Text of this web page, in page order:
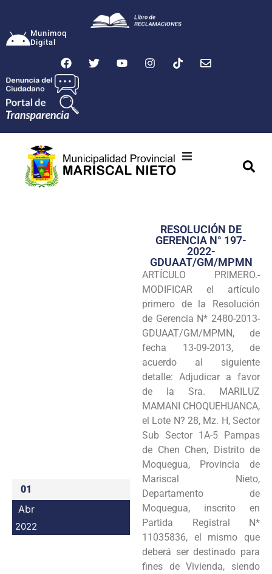
Munimoq
Digital
Transparencia
Seguridad
Programas
Intranet
01
Abr
2022
RESOLUCIÓN DE
GERENCIA N° 197-
2022-
GDUAAT/GM/MPMN
ARTÍCULO PRIMERO.-
MODIFICAR el artículo
primero de la Resolución
de Gerencia N* 2480-2013-
GDUAAT/GM/MPMN, de
fecha 13-09-2013, de
acuerdo al siguiente
detalle: Adjudicar a favor
de la Sra. MARILUZ
MAMANI CHOQUEHUANCA,
el Lote N? 28, Mz. H, Sector
Sub Sector 1A-5 Pampas
de Chen Chen, Distrito de
Moquegua, Provincia de
Mariscal Nieto,
Departamento de
Moquegua, inscrito en
Partida Registral N*
11035836, el mismo que
deberá ser destinado para
fines de Vivienda, siendo